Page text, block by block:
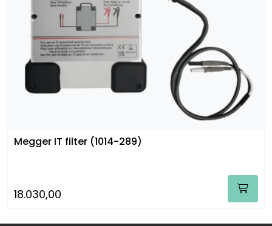
Megger IT filter (1014-289)
18.030,00